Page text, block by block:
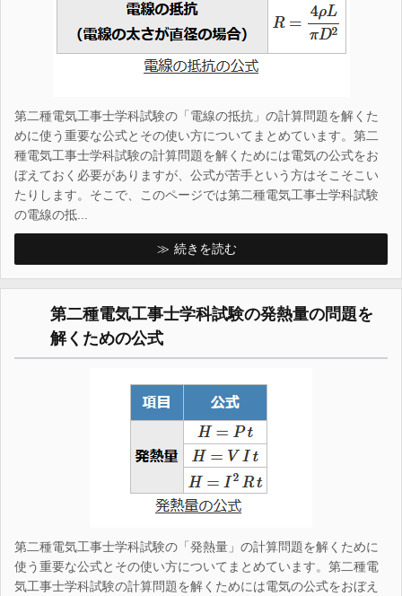
第二種電気工事士学科試験の「電線の抵抗」の計算問題を解くた
めに使う重要な公式とその使い方についてまとめています。第二
種電気工事士学科試験の計算問題を解くためには電気の公式をお
ぼえておく必要がありますが、公式が苦手という方はそこそこい
たりします。そこで、このページでは第二種電気工事士学科試験
の電線の抵...
続きを読む
第二種電気工事士学科試験の発熱量の問題を
解くための公式
第二種電気工事士学科試験の「発熱量」の計算問題を解くために
使う重要な公式とその使い方についてまとめています。第二種電
気工事士学科試験の計算問題を解くためには電気の公式をおぼえ